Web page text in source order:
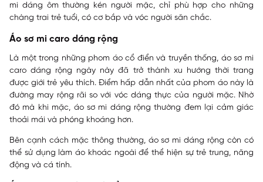
mi dáng ôm thường kén người mặc, chỉ phù hợp cho những
chàng trai trẻ tuổi, có cơ bắp và vóc người săn chắc.
Áo sơ mi caro dáng rộng
Là một trong những phom áo cổ điển và truyền thống, áo sơ mi
caro dáng rộng ngày này đã trở thành xu hướng thời trang
được giới trẻ yêu thích. Điểm hấp dẫn nhất của phom áo này là
đường may rộng rãi so với vóc dáng thực của người mặc. Nhờ
đó mà khi mặc, áo sơ mi dáng rộng thường đem lại cảm giác
thoải mái và phóng khoáng hơn.
Bên cạnh cách mặc thông thường, áo sơ mi dáng rộng còn có
thể sử dụng làm áo khoác ngoài để thể hiện sự trẻ trung, năng
động và cá tính.